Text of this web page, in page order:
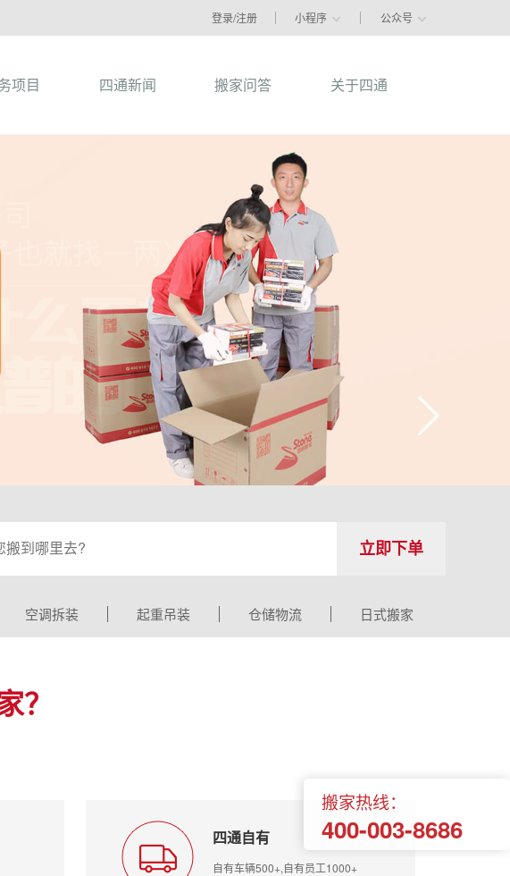
登录/注册 小程序 公众号
项目 四通新闻 搬家问答 关于四通
立即下单
空调拆装 起重吊装 仓储物流 日式搬家
？
四通自有
自有车辆500+,自有员工1000+
搬家热线：
400-003-8686